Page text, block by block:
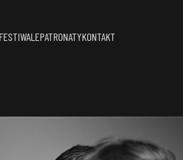
PATRONATYKONTAKT